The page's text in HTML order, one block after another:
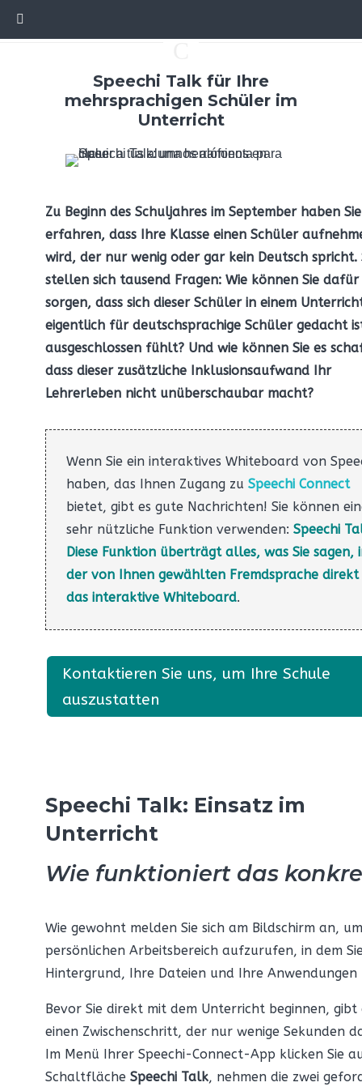
Speechi Talk für Ihre
mehrsprachigen Schüler im
Unterricht
Zu Beginn des Schuljahres im September haben Sie
erfahren, dass Ihre Klasse einen Schüler
wird, der nur wenig oder gar kein Deutsch
stellen sich tausend Fragen: Wie können Sie dafür
sorgen, dass sich dieser Schüler in einem
eigentlich für deutschsprachige Schüler gedacht
ausgeschlossen fühlt? Und wie können Sie es
dass dieser zusätzliche Inklusionsaufwand Ihr
Lehrerleben nicht unüberschaubar macht?
Wenn Sie ein interaktives Whiteboard von
haben, das Ihnen Zugang zu Speechi Connect
bietet, gibt es gute Nachrichten! Sie können
sehr nützliche Funktion verwenden: Speechi
Diese Funktion überträgt alles, was Sie sagen,
der von Ihnen gewählten Fremdsprache
das interaktive Whiteboard.
Kontaktieren Sie uns, um Ihre Schule
auszustatten
Speechi Talk: Einsatz im
Unterricht
Wie funktioniert das
Wie gewohnt melden Sie sich am Bildschirm an,
persönlichen Arbeitsbereich aufzurufen, in dem
Hintergrund, Ihre Dateien und Ihre Anwendungen
Bevor Sie direkt mit dem Unterricht beginnen, gibt
einen Zwischenschritt, der nur wenige Sekunden
Im Menü Ihrer Speechi-Connect-App klicken Sie
Schaltfläche Speechi Talk, nehmen die zwei